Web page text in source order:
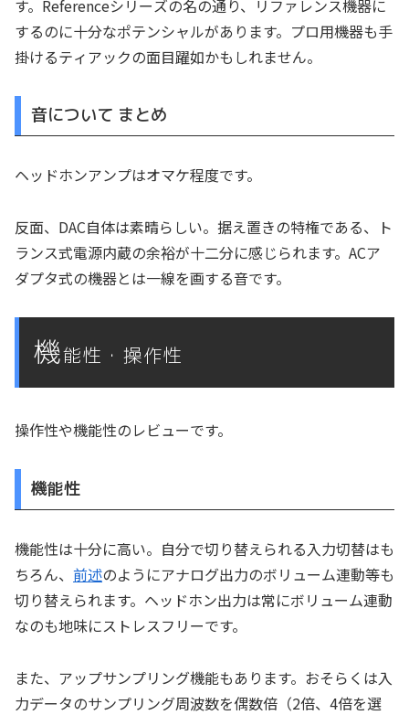
す。Referenceシリーズの名の通り、リファレンス機器に
するのに十分なポテンシャルがあります。プロ用機器も手
掛けるティアックの面目躍如かもしれません。
音について まとめ
ヘッドホンアンプはオマケ程度です。
反面、DAC自体は素晴らしい。据え置きの特権である、ト
ランス式電源内蔵の余裕が十二分に感じられます。ACア
ダプタ式の機器とは一線を画する音です。
機能性・操作性
操作性や機能性のレビューです。
機能性
機能性は十分に高い。自分で切り替えられる入力切替はも
ちろん、 前述のようにアナログ出力のボリューム連動等も
切り替えられます。ヘッドホン出力は常にボリューム連動
なのも地味にストレスフリーです。
また、アップサンプリング機能もあります。おそらくは入
力データのサンプリング周波数を偶数倍（2倍、4倍を選